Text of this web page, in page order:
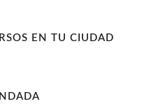
EN TU CIUDAD